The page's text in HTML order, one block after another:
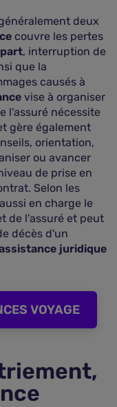
deux
couvre les pertes
, interruption de
que la
causés à
vise à organiser
l'assuré nécessite
gère également
orientation,
ou avancer
de prise en
Selon les
en charge le
de l'assuré et peut
décès d'un
juridique
VOYAGE